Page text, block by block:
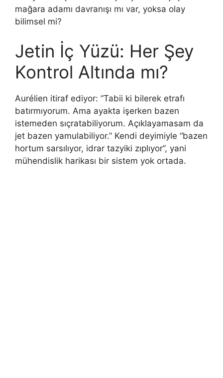
mağara adamı davranışı mı var, yoksa olay
bilimsel mi?
Jetin İç Yüzü: Her Şey
Kontrol Altında mı?
Aurélien itiraf ediyor: “Tabii ki bilerek etrafı
batırmıyorum. Ama ayakta işerken bazen
istemeden sıçratabiliyorum. Açıklayamasam da
jet bazen yamulabiliyor.” Kendi deyimiyle “bazen
hortum sarsılıyor, idrar tazyiki zıplıyor”, yani
mühendislik harikası bir sistem yok ortada.